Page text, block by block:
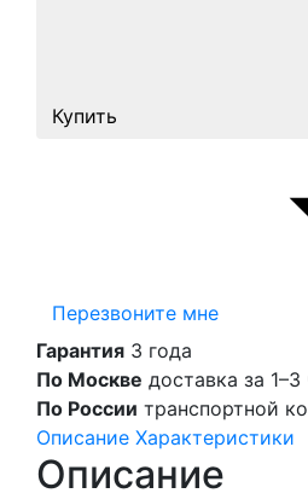
Купить
Перезвоните мне
Гарантия 3 года
По Москве доставка за
По России транспортной
Описание Характеристики
Описание